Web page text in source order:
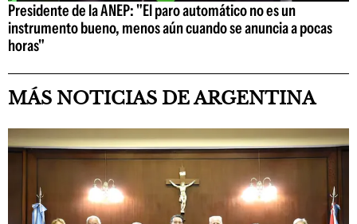
Presidente de la ANEP: "El paro automático no es un
instrumento bueno, menos aún cuando se anuncia a pocas
horas"
MÁS NOTICIAS DE ARGENTINA